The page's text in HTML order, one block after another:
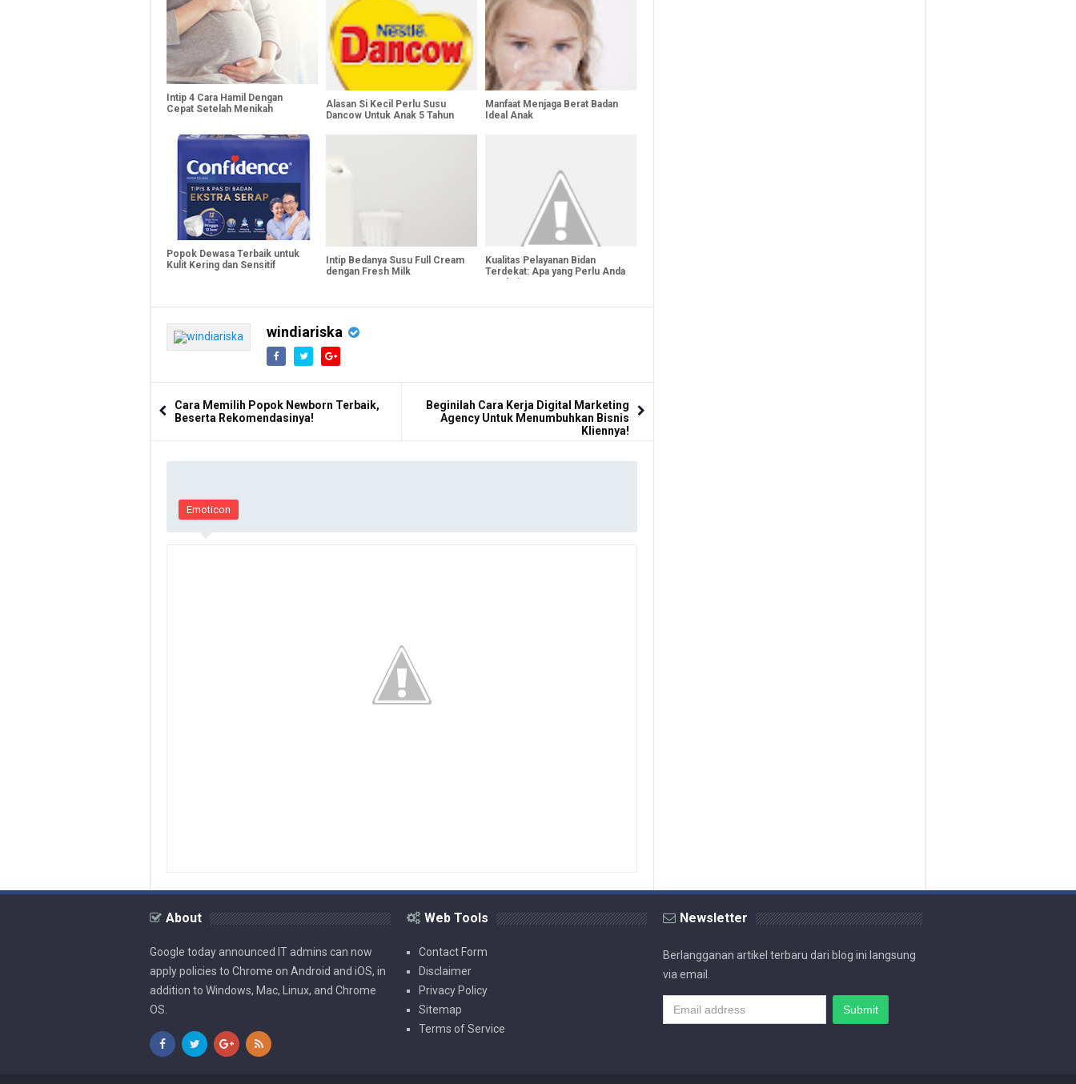
Intip 4 Cara Hamil Dengan
Cepat Setelah Menikah
Alasan Si Kecil Perlu Susu
Dancow Untuk Anak 5 Tahun
Manfaat Menjaga Berat Badan
Ideal Anak
Popok Dewasa Terbaik untuk
Kulit Kering dan Sensitif
Intip Bedanya Susu Full Cream
dengan Fresh Milk
Kualitas Pelayanan Bidan
Terdekat: Apa yang Perlu Anda
windiariska
Cara Memilih Popok Newborn Terbaik,
Beserta Rekomendasinya!
Beginilah Cara Kerja Digital Marketing
Agency Untuk Menumbuhkan Bisnis
Kliennya!
Emoticon
About
Google today announced IT admins can now
apply policies to Chrome on Android and iOS, in
addition to Windows, Mac, Linux, and Chrome
OS.
Web Tools
Contact Form
Disclaimer
Privacy Policy
Sitemap
Terms of Service
Newsletter
Berlangganan artikel terbaru dari blog ini langsung
via email.